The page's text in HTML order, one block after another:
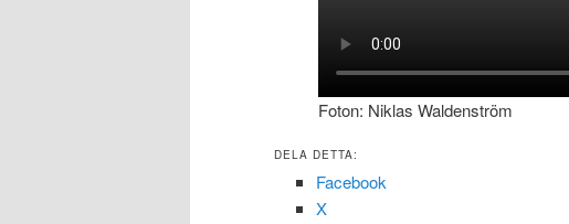
Foton: Niklas Waldenström
DELA DETTA:
Facebook
X